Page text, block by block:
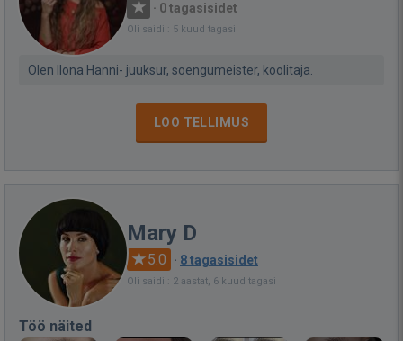
· 0 tagasisidet
Oli saidil: 5 kuud tagasi
Olen Ilona Hanni- juuksur, soengumeister, koolitaja.
LOO TELLIMUS
Mary D
5.0 · 8 tagasisidet
Oli saidil: 2 aastat, 6 kuud tagasi
Töö näited